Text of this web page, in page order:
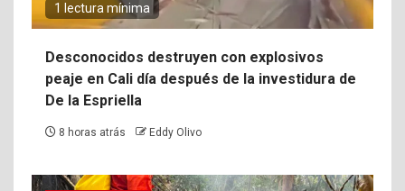
1 lectura mínima
Desconocidos destruyen con explosivos
peaje en Cali día después de la investidura de
De la Espriella
8 horas atrás Eddy Olivo